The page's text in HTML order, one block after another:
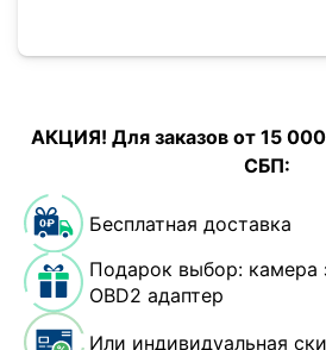
АКЦИЯ! Для заказов от 15
СБП:
Бесплатная доставка
Подарок выбор: камера
OBD2 адаптер
Или индивидуальная